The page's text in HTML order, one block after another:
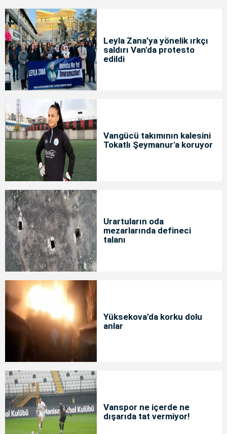
Leyla Zana’ya yönelik ırkçı
saldırı Van'da protesto
edildi
Vangücü takımının kalesini
Tokatlı Şeymanur'a koruyor
Urartuların oda
mezarlarında defineci
talanı
Yüksekova’da korku dolu
anlar
Vanspor ne içerde ne
dışarıda tat vermiyor!